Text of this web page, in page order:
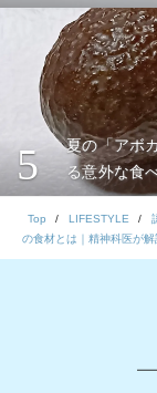
5
夏の「アボ
る意外な食
Top LIFESTYLE
の食材とは｜精神科医が解